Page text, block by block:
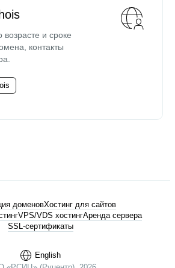
и сроке
контакты
English
доменовХостинг для сайтов
VPS/VDS хостингАренда сервера
SSL-сертификаты